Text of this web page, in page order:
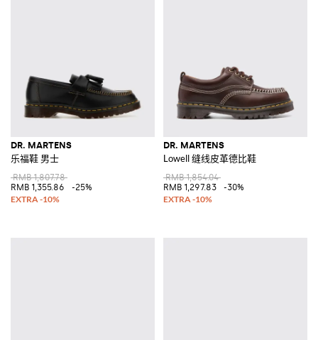
DR. MARTENS
乐福鞋 男士
RMB 1,807.78
RMB 1,355.86
-25%
DR. MARTENS
Lowell 缝线皮革德比鞋
RMB 1,854.04
RMB 1,297.83
-30%